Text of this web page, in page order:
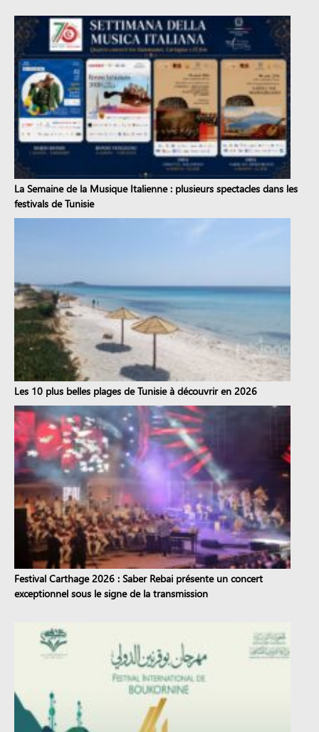
La Semaine de la Musique Italienne : plusieurs spectacles dans les
festivals de Tunisie
Les 10 plus belles plages de Tunisie à découvrir en 2026
Festival Carthage 2026 : Saber Rebai présente un concert
exceptionnel sous le signe de la transmission